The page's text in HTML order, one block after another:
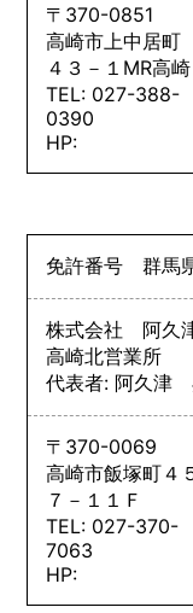
〒370-0851
高崎市上中居町
４３－１MR高崎
TEL: 027-388-
0390
HP:
免許番号群馬
株式会社 阿久
高崎北営業所
代表者: 阿久津
〒370-0069
高崎市飯塚町４
７－１１Ｆ
TEL: 027-370-
7063
HP: